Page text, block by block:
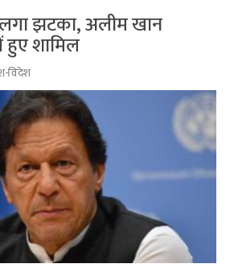
झटका, अलीम खान
हुए शामिल
विदेश